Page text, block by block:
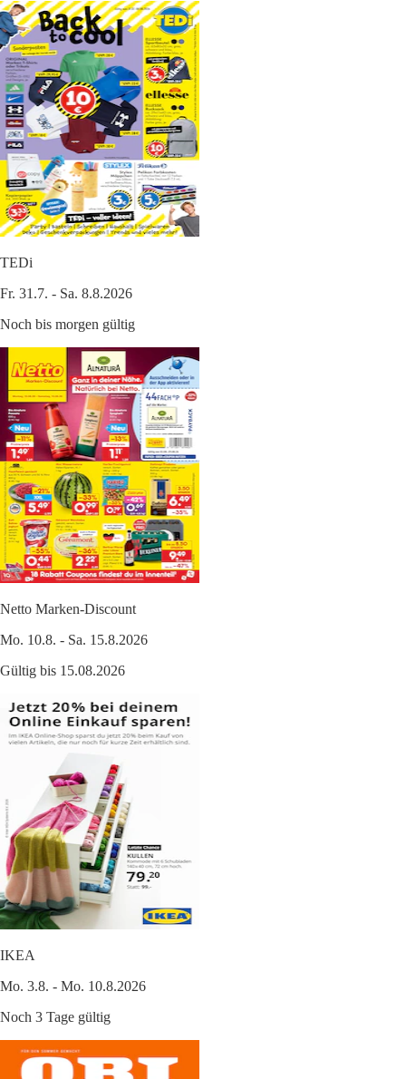
TEDi
Fr. 31.7. - Sa. 8.8.2026
Noch bis morgen gültig
Netto Marken-Discount
Mo. 10.8. - Sa. 15.8.2026
Gültig bis 15.08.2026
IKEA
Mo. 3.8. - Mo. 10.8.2026
Noch 3 Tage gültig